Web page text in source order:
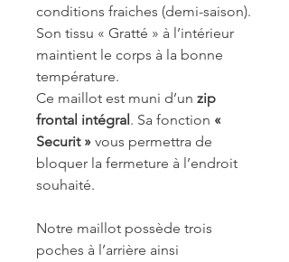
conditions fraiches (demi-saison).
Son tissu « Gratté » à l’intérieur
maintient le corps à la bonne
température.
Ce maillot est muni d’un zip
frontal intégral . Sa fonction «
Securit » vous permettra de
bloquer la fermeture à l’endroit
souhaité.
Notre maillot possède trois
poches à l’arrière ainsi